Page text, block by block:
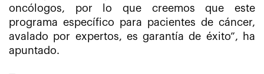
oncólogos, por lo que creemos que este
programa específico para pacientes de cáncer,
avalado por expertos, es garantía de éxito”, ha
apuntado.